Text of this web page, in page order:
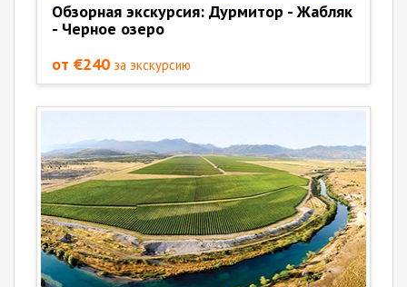
Обзорная экскурсия: Дурмитор - Жабляк
- Черное озеро
от €240 за экскурсию